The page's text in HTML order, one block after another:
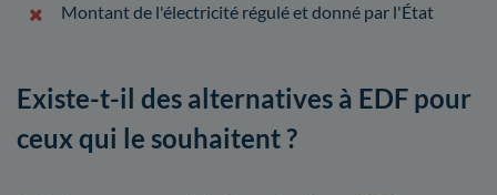
Montant de l'électricité régulé et donné par l'État
Existe-t-il des alternatives à EDF pour
ceux qui le souhaitent ?